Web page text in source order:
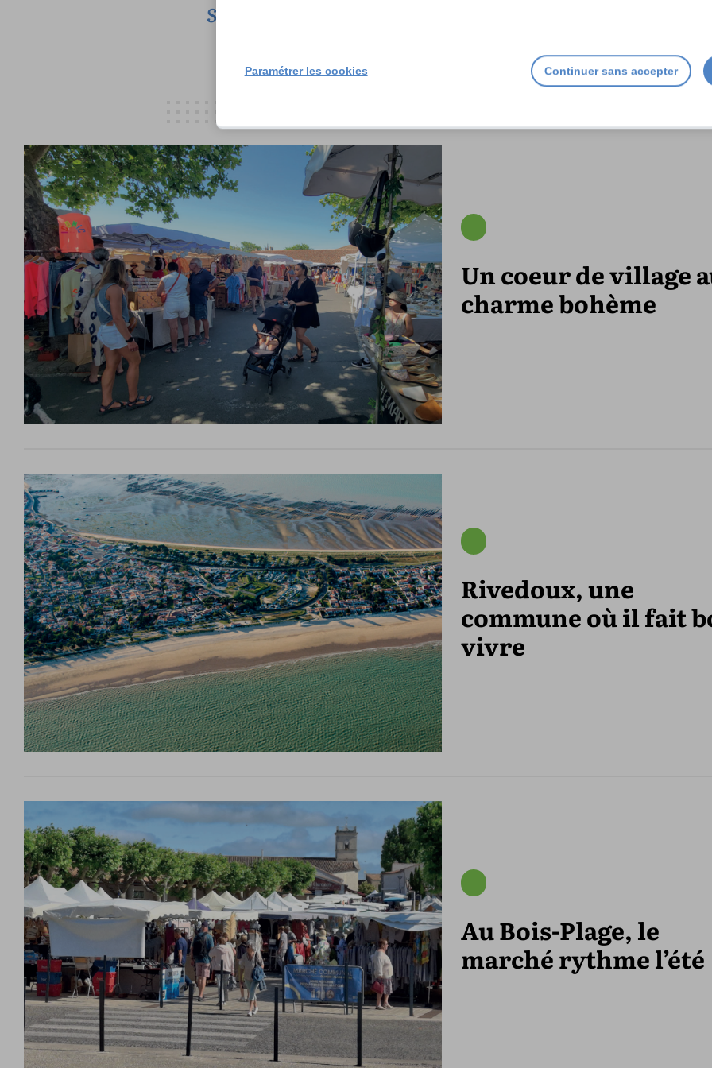
Site web : leseclusesapoissonsdere.com
Un coeur de village
charme bohème
Rivedoux, une
commune où il fait
vivre
Au Bois-Plage, le
marché rythme l’été
Continuer sans accepter
Paramétrer les cookies